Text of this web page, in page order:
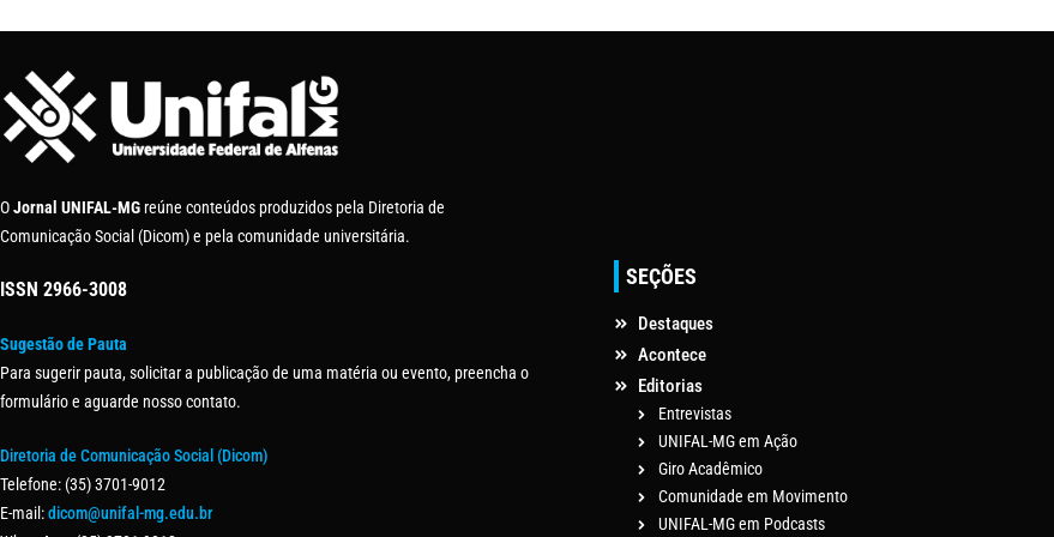
OJornal UNIFAL-MG reúne conteúdos produzidos pela Diretoria de
Comunicação Social (Dicom) e pela comunidade universitária.
ISSN 2966-3008
Sugestão de Pauta
Para sugerir pauta, solicitar a publicação de uma matéria ou evento, preencha o
formulário e aguarde nosso contato.
Diretoria de Comunicação Social (Dicom)
Telefone: (35) 3701-9012
E-mail:dicom@unifal-mg.edu.br
SEÇÕES
Destaques
Acontece
Editorias
Entrevistas
UNIFAL-MG em Ação
Giro Acadêmico
Comunidade em Movimento
UNIFAL-MG em Podcasts